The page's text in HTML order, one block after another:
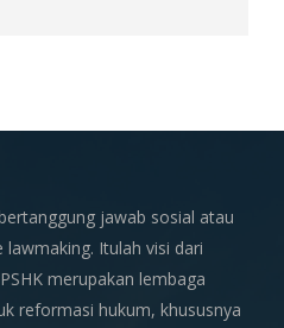
jawab sosial atau
Itulah visi dari
merupakan lembaga
reformasi hukum, khususnya